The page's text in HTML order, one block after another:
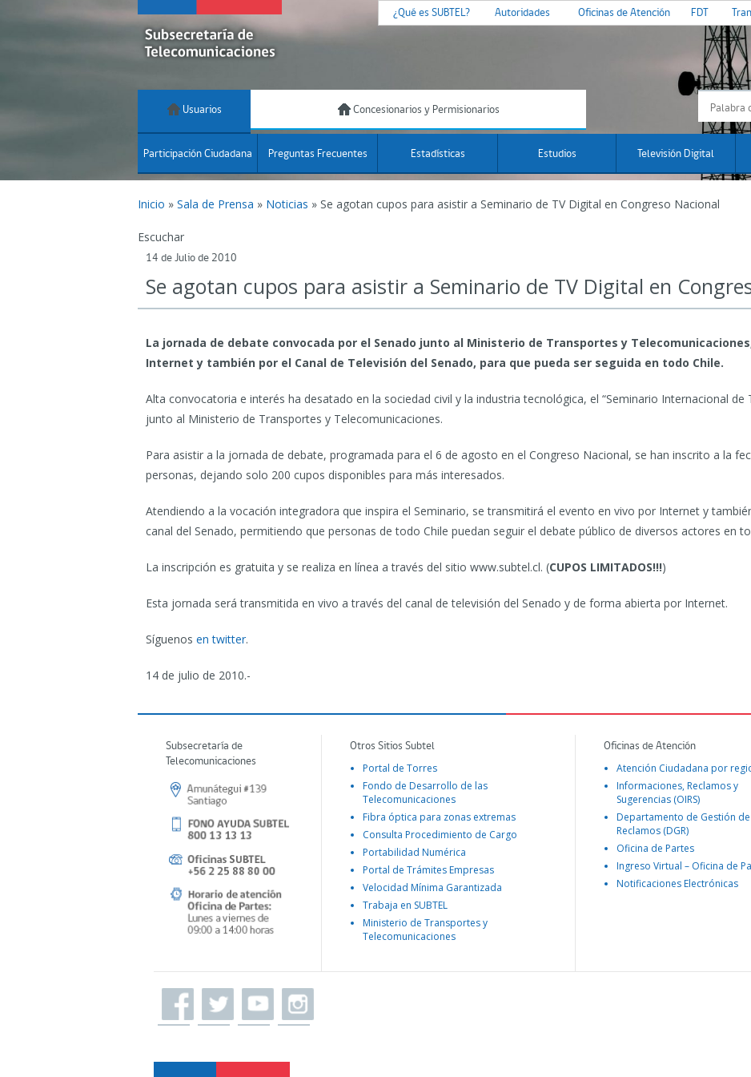
¿Qué es SUBTEL? Autoridades Oficinas de Atención FDT
Usuarios Concesionarios y Permisionarios
Participación Ciudadana Preguntas Frecuentes Estadísticas Estudios Televisión Digital
Inicio » Sala de Prensa » Noticias » Se agotan cupos para asistir a Seminario de TV Digital en Congreso Nacional
Escuchar
14 de Julio de 2010
Se agotan cupos para asistir a Seminario de TV Digital en
La jornada de debate convocada por el Senado junto al Ministerio de Transportes y
Internet y también por el Canal de Televisión del Senado, para que pueda ser seguida en todo Chile.
Alta convocatoria e interés ha desatado en la sociedad civil y la industria tecnológica, el “Seminario Internacional de
junto al Ministerio de Transportes y Telecomunicaciones.
Para asistir a la jornada de debate, programada para el 6 de agosto en el Congreso Nacional, se han inscrito a la
personas, dejando solo 200 cupos disponibles para más interesados.
Atendiendo a la vocación integradora que inspira el Seminario, se transmitirá el evento en vivo por Internet y
canal del Senado, permitiendo que personas de todo Chile puedan seguir el debate público de diversos actores en
La inscripción es gratuita y se realiza en línea a través del sitio www.subtel.cl. (CUPOS LIMITADOS!!!)
Esta jornada será transmitida en vivo a través del canal de televisión del Senado y de forma abierta por Internet.
Síguenos en twitter.
14 de julio de 2010.-
Subsecretaría de
Telecomunicaciones
Otros Sitios Subtel
Portal de Torres
Fondo de Desarrollo de las
Telecomunicaciones
Fibra óptica para zonas extremas
Consulta Procedimiento de Cargo
Portabilidad Numérica
Portal de Trámites Empresas
Velocidad Mínima Garantizada
Trabaja en SUBTEL
Ministerio de Transportes y
Telecomunicaciones
Oficinas de Atención
Atención Ciudadana por
Informaciones, Reclamos y
Sugerencias (OIRS)
Departamento de Gestión de
Reclamos (DGR)
Oficina de Partes
Ingreso Virtual – Oficina de
Notificaciones Electrónicas